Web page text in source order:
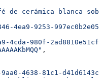
de cerámica blanca
4ea9-9253-
4cda-980f-2ad8810e51cf"
,
4638-81c1-